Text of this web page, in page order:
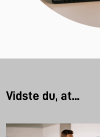
Vidste du, at...